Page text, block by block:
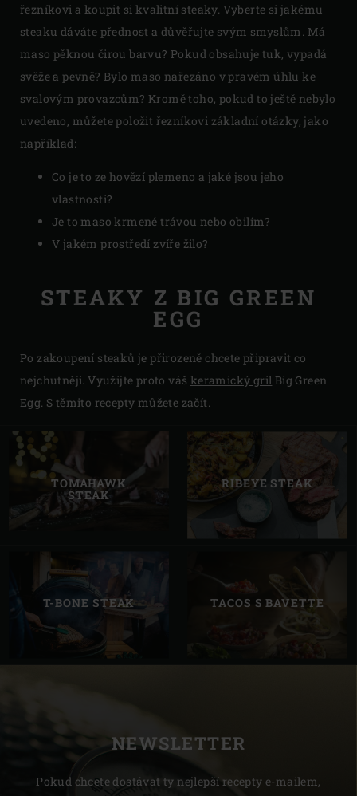
řezníkovi a koupit si kvalitní steaky. Vyberte si jakému
steaku dáváte přednost a důvěřujte svým smyslům. Má
maso pěknou čirou barvu? Pokud obsahuje tuk, vypadá
svěže a pevně? Bylo maso nařezáno v pravém úhlu ke
svalovým provazcům? Kromě toho, pokud to ještě nebylo
uvedeno, můžete položit řezníkovi základní otázky, jako
například:
Co je to ze hovězí plemeno a jaké jsou jeho
vlastnosti?
Je to maso krmené trávou nebo obilím?
V jakém prostředí zvíře žilo?
STEAKY Z BIG GREEN
EGG
Po zakoupení steaků je přirozeně chcete připravit co
nejchutněji. Využijte proto váš keramický gril Big Green
Egg. S těmito recepty můžete začít.
TOMAHAWK
STEAK
RIBEYE STEAK
T-BONE STEAK TACOS S BAVETTE
NEWSLETTER
Pokud chcete dostávat ty nejlepší recepty e-mailem,